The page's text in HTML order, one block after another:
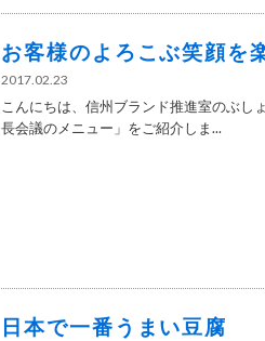
お客様のよろこぶ笑顔を
2017.02.23
こんにちは、信州ブランド推進室のぶし
長会議のメニュー」をご紹介しま...
日本で一番うまい豆腐